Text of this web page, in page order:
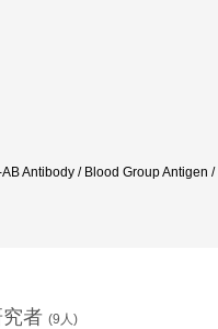
Antibody / Blood Group Antigen /
者 (9 人)